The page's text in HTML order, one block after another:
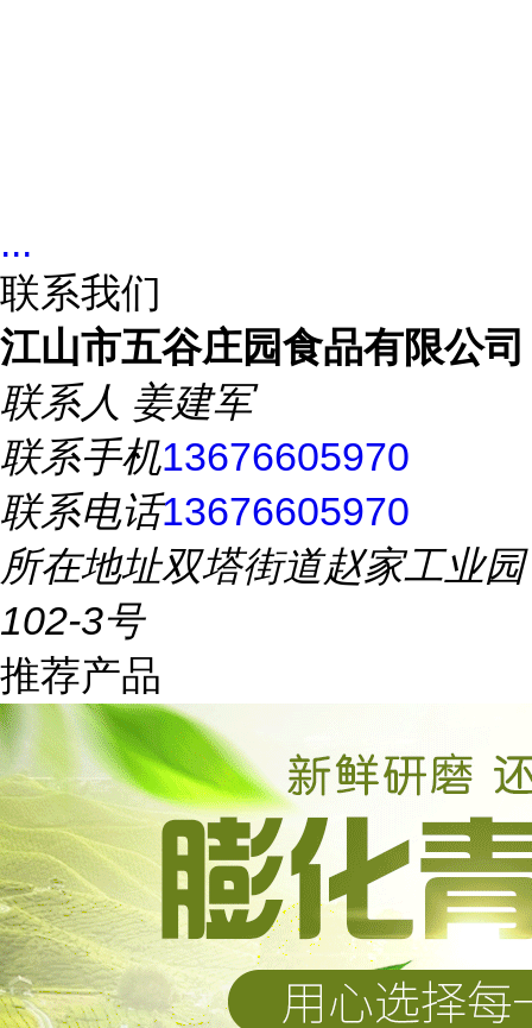
...
联系我们
江山市五谷庄园食品有限公司
联系人 姜建军
联系手机13676605970
联系电话13676605970
所在地址双塔街道赵家工业园
102-3号
推荐产品